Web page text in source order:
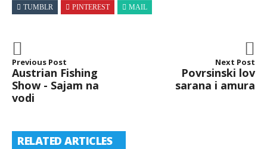
TUMBLR
PINTEREST MAIL
Previous Post
Austrian Fishing
Show - Sajam na
vodi
Next Post
Povrsinski lov
sarana i amura
RELATED ARTICLES